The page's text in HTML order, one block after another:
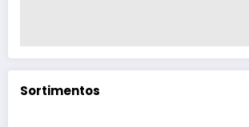
Sortimentos